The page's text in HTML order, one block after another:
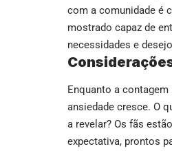
com a comunidade é
mostrado capaz de
necessidades e
Enquanto a contagem
ansiedade cresce. O
a revelar? Os fãs
expectativa, prontos